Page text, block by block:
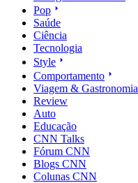
Pop
Saúde
Ciência
Tecnologia
Style
Comportamento
Viagem & Gastronomia
Review
Auto
Educação
CNN Talks
Fórum CNN
Blogs CNN
Colunas CNN